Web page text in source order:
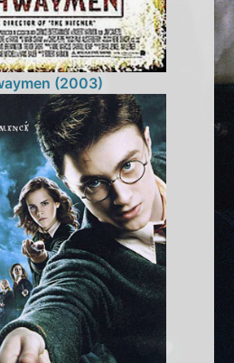
(2003)